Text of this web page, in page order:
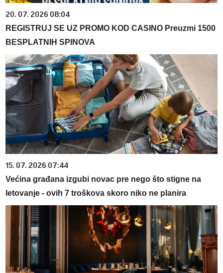
20. 07. 2026 08:04
REGISTRUJ SE UZ PROMO KOD CASINO Preuzmi 1500
BESPLATNIH SPINOVA
15. 07. 2026 07:44
Većina građana izgubi novac pre nego što stigne na
letovanje - ovih 7 troškova skoro niko ne planira